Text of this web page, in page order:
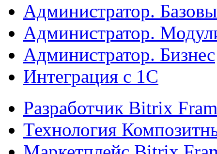
Администратор.
Администратор.
Администратор. Бизнес
Интеграция с 1С
Разработчик Bitrix
Технология